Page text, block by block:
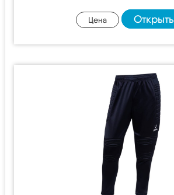
Цена Открыть